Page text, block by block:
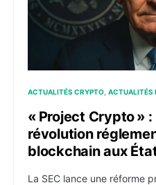
ACTUALITÉS CRYPTO ACTUALITÉS
« Project Crypto »
révolution
blockchain aux
La SEC lance une réforme